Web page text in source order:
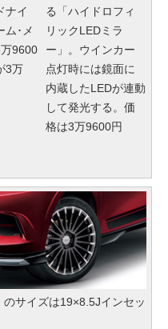
ナイ
ム･メ
9600
3万
る「ハイドロフィ
リックLEDミラ
ー」。ウインカー
点灯時には鏡面に
内蔵したLEDが連動
して発光する。価
格は3万9600円
サイズは19×8.5Jインセッ